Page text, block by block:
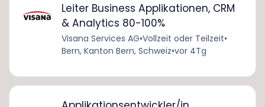
Leiter Business Applikationen, CRM
& Analytics 80-100%
Visana Services AG•Vollzeit oder Teilzeit•
Bern, Kanton Bern, Schweiz•vor 4Tg